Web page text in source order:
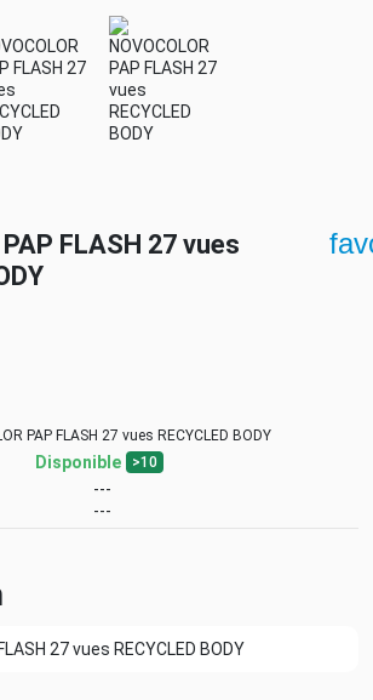
PAP FLASH 27 vues
PAP FLASH 27 vues RECYCLED BODY
Disponible >10
---
---
27 vues RECYCLED BODY